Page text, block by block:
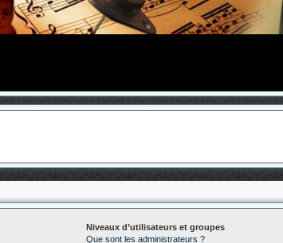
Niveaux d’utilisateurs et groupes
Que sont les administrateurs ?